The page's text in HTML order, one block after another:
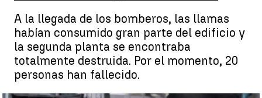
A la llegada de los bomberos, las llamas
habían consumido gran parte del edificio y
la segunda planta se encontraba
totalmente destruida. Por el momento, 20
personas han fallecido.